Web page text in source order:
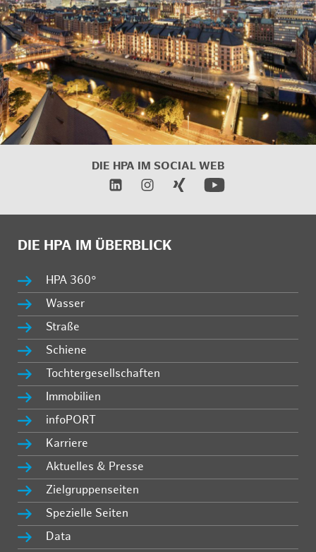
DIE HPA IM SOCIAL WEB
DIE HPA IM ÜBERBLICK
HPA 360°
Wasser
Straße
Schiene
Tochtergesellschaften
Immobilien
infoPORT
Karriere
Aktuelles & Presse
Zielgruppenseiten
Spezielle Seiten
Data